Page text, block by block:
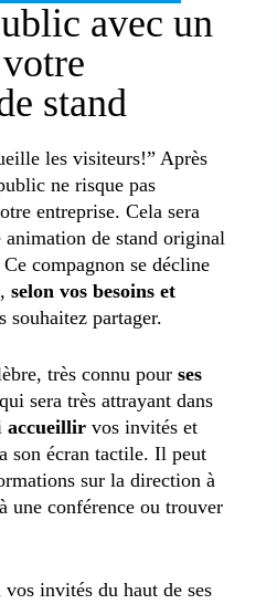
avec un
stand
les visiteurs!” Après
ne risque pas
entreprise. Cela sera
animation de stand original
compagnon se décline
selon vos besoins et
souhaitez partager.
très connu pour ses
sera très attrayant dans
accueillir vos invités et
son écran tactile. Il peut
sur la direction à
une conférence ou trouver
invités du haut de ses